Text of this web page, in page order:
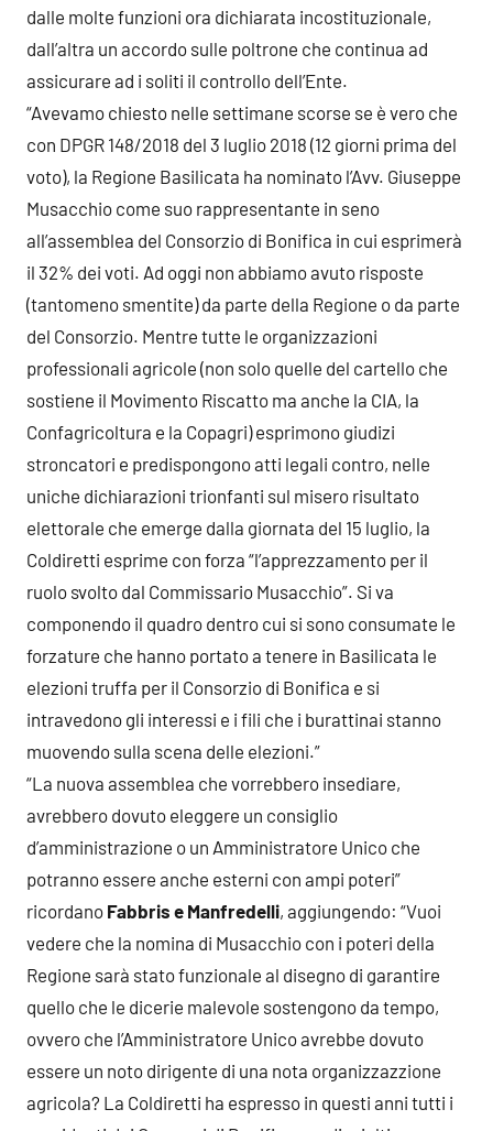
dalle molte funzioni ora dichiarata incostituzionale,
dall’altra un accordo sulle poltrone che continua ad
assicurare ad i soliti il controllo dell’Ente.
“Avevamo chiesto nelle settimane scorse se è vero che
con DPGR 148/2018 del 3 luglio 2018 (12 giorni prima del
voto), la Regione Basilicata ha nominato l’Avv. Giuseppe
Musacchio come suo rappresentante in seno
all’assemblea del Consorzio di Bonifica in cui esprimerà
il 32% dei voti. Ad oggi non abbiamo avuto risposte
(tantomeno smentite) da parte della Regione o da parte
del Consorzio. Mentre tutte le organizzazioni
professionali agricole (non solo quelle del cartello che
sostiene il Movimento Riscatto ma anche la CIA, la
Confagricoltura e la Copagri) esprimono giudizi
stroncatori e predispongono atti legali contro, nelle
uniche dichiarazioni trionfanti sul misero risultato
elettorale che emerge dalla giornata del 15 luglio, la
Coldiretti esprime con forza “l’apprezzamento per il
ruolo svolto dal Commissario Musacchio”. Si va
componendo il quadro dentro cui si sono consumate le
forzature che hanno portato a tenere in Basilicata le
elezioni truffa per il Consorzio di Bonifica e si
intravedono gli interessi e i fili che i burattinai stanno
muovendo sulla scena delle elezioni.”
“La nuova assemblea che vorrebbero insediare,
avrebbero dovuto eleggere un consiglio
d’amministrazione o un Amministratore Unico che
potranno essere anche esterni con ampi poteri”
ricordano Fabbris e Manfredelli, aggiungendo: “Vuoi
vedere che la nomina di Musacchio con i poteri della
Regione sarà stato funzionale al disegno di garantire
quello che le dicerie malevole sostengono da tempo,
ovvero che l’Amministratore Unico avrebbe dovuto
essere un noto dirigente di una nota organizzazzione
agricola? La Coldiretti ha espresso in questi anni tutti i